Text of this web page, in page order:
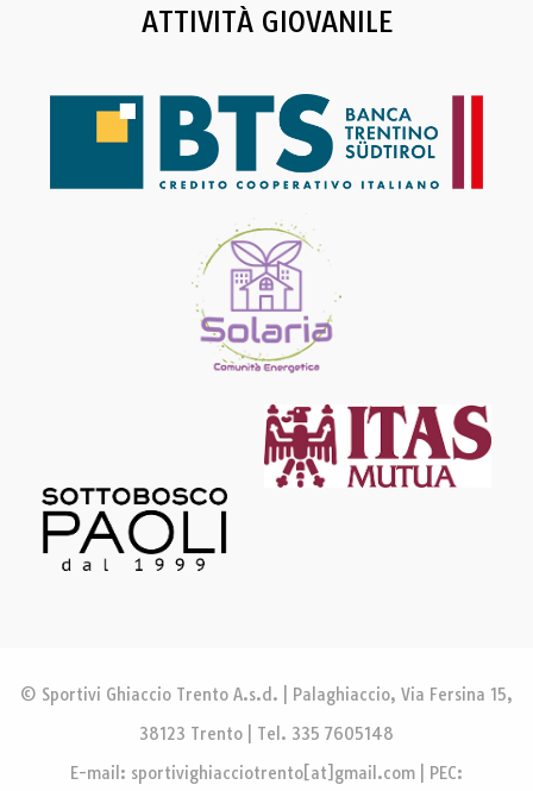
ATTIVITÀ GIOVANILE
© Sportivi Ghiaccio Trento A.s.d. | Palaghiaccio, Via Fersina 15,
38123 Trento | Tel. 335 7605148
E-mail: sportivighiacciotrento[at]gmail.com | PEC: